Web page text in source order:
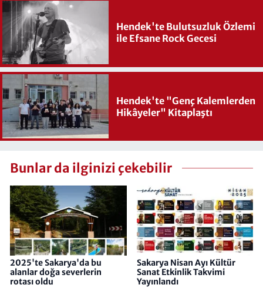
Hendek'te Bulutsuzluk Özlemi
ile Efsane Rock Gecesi
Hendek'te "Genç Kalemlerden
Hikâyeler" Kitaplaştı
Bunlar da ilginizi çekebilir
2025'te Sakarya'da bu
alanlar doğa severlerin
rotası oldu
Sakarya Nisan Ayı Kültür
Sanat Etkinlik Takvimi
Yayınlandı